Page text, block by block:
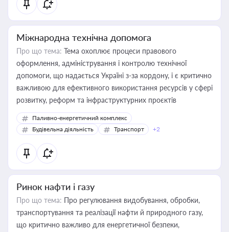
Міжнародна технічна допомога
Про що тема: Тема охоплює процеси правового
оформлення, адміністрування і контролю технічної
допомоги, що надається Україні з-за кордону, і є критично
важливою для ефективного використання ресурсів у сфері
розвитку, реформ та інфраструктурних проєктів
Паливно-енергетичний комплекс
Будівельна діяльність
Транспорт +2
Ринок нафти і газу
Про що тема: Про регулювання видобування, обробки,
транспортування та реалізації нафти й природного газу,
що критично важливо для енергетичної безпеки,